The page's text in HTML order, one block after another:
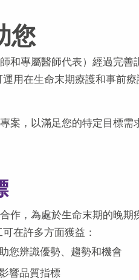
您
和專屬醫師代表）經過完
用在生命末期療護和事前
案，以滿足您的特定目標
作，為處於生命末期的晚
在許多方面獲益：
您辨識優勢、趨勢和機會
響品質指標